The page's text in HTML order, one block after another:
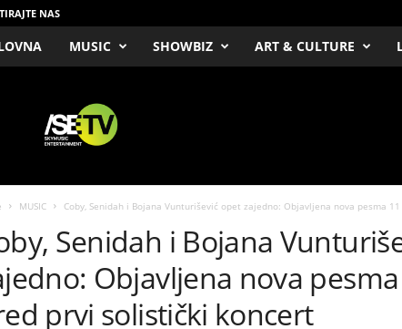
NAS
MUSIC SHOWBIZ ART & CULTURE
MUSIC Coby, Senidah i Bojana Vunturišević opet zajedno: Objavljena nova pesma
Senidah i Bojana
Objavljena nova
prvi solistički koncert